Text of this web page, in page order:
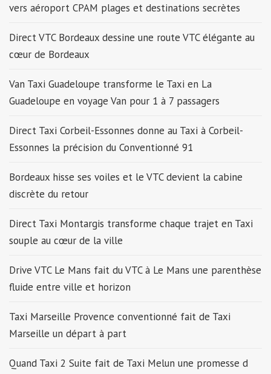
vers aéroport CPAM plages et destinations secrètes
Direct VTC Bordeaux dessine une route VTC élégante au
cœur de Bordeaux
Van Taxi Guadeloupe transforme le Taxi en La
Guadeloupe en voyage Van pour 1 à 7 passagers
Direct Taxi Corbeil-Essonnes donne au Taxi à Corbeil-
Essonnes la précision du Conventionné 91
Bordeaux hisse ses voiles et le VTC devient la cabine
discrète du retour
Direct Taxi Montargis transforme chaque trajet en Taxi
souple au cœur de la ville
Drive VTC Le Mans fait du VTC à Le Mans une parenthèse
fluide entre ville et horizon
Taxi Marseille Provence conventionné fait de Taxi
Marseille un départ à part
Quand Taxi 2 Suite fait de Taxi Melun une promesse d